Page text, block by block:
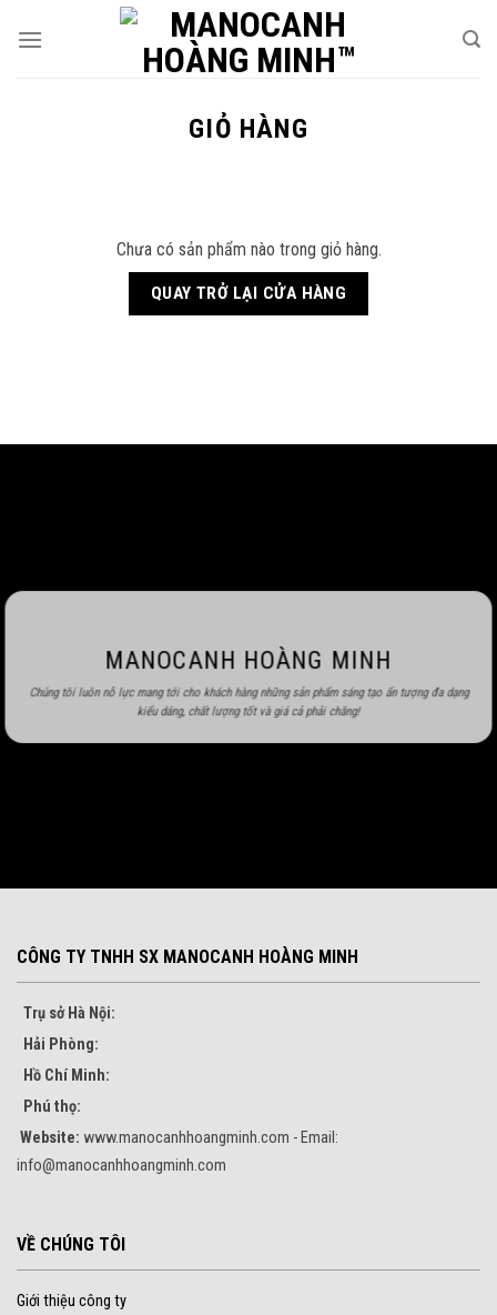
GIỎ HÀNG
Chưa có sản phẩm nào trong giỏ hàng.
QUAY TRỞ LẠI CỬA HÀNG
MANOCANH HOÀNG MINH
Chúng tôi luôn nỗ lực mang tới cho khách hàng những sản phẩm sáng tạo ấn tượng đa dạng
kiểu dáng, chất lượng tốt và giá cả phải chăng!
CÔNG TY TNHH SX MANOCANH HOÀNG MINH
Trụ sở Hà Nội:
Hải Phòng:
Hồ Chí Minh:
Phú thọ:
Website: www.manocanhhoangminh.com - Email:
info@manocanhhoangminh.com
VỀ CHÚNG TÔI
Giới thiệu công ty